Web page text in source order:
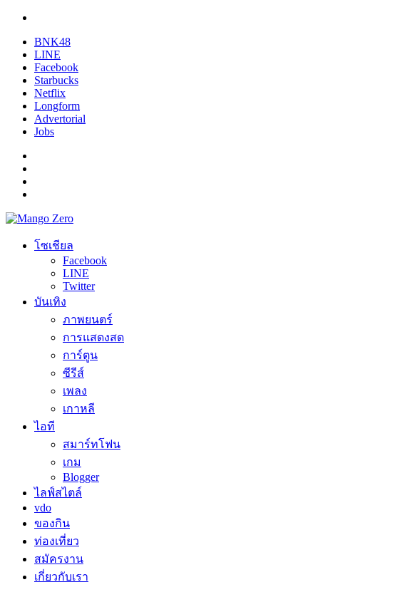
BNK48
LINE
Facebook
Starbucks
Netflix
Longform
Advertorial
Jobs
โซเชียล
Facebook
LINE
Twitter
บันเทิง
ภาพยนตร์
การแสดงสด
การ์ตูน
ซีรีส์
เพลง
เกาหลี
ไอที
สมาร์ทโฟน
เกม
Blogger
ไลฟ์สไตล์
vdo
ของกิน
ท่องเที่ยว
สมัครงาน
เกี่ยวกับเรา